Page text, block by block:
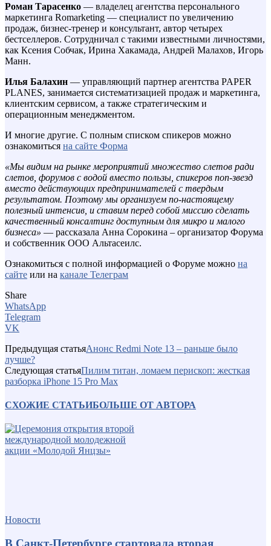
Роман Тарасенко — владелец агентства персонального
маркетинга Romarketing — специалист по увеличению
продаж, бизнес-тренер и консультант, автор четырех
бестселлеров. Сотрудничал с такими известными личностями,
как Ксения Собчак, Ирина Хакамада, Андрей Малахов, Игорь
Манн.
Илья Балахин — управляющий партнер агентства PAPER
PLANES, занимается систематизацией продаж и маркетинга,
клиентским сервисом, а также стратегическим и
операционным менеджментом.
И многие другие. С полным списком спикеров можно
ознакомиться на сайте Форма
«Мы видим на рынке мероприятий множество слетов ради
слетов, форумов с водой вместо пользы, спикеров поп-звезд
вместо действующих предпринимателей с твердым
результатом. Поэтому мы организуем по-настоящему
полезный интенсив, и ставим перед собой миссию сделать
качественный консалтинг доступным для микро и малого
бизнеса» — рассказала Анна Сорокина – организатор Форума
и собственник ООО Альтасеилс.
Ознакомиться с полной информацией о Форуме можно на
сайте или на канале Телеграм
Share
WhatsApp
Telegram
VK
Предыдущая статьяАнонс Redmi Note 13 – раньше было
лучше?
Следующая статьяПилим титан, ломаем перископ: жесткая
разборка iPhone 15 Pro Max
СХОЖИЕ СТАТЬИБОЛЬШЕ ОТ АВТОРА
Новости
В Санкт-Петербурге стартовала вторая